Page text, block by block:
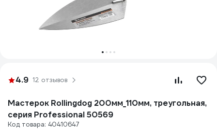
4.9 12 отзывов
Мастерок Rollingdog 200мм_110мм, треугольная,
серия Professional 50569
Код товара: 40410647